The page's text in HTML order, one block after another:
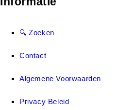
🔍 Zoeken
Contact
Algemene Voorwaarden
Privacy Beleid